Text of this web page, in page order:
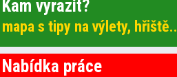
Kam vyrazit?
mapa s tipy na výlety, hřiště..
Nabídka práce